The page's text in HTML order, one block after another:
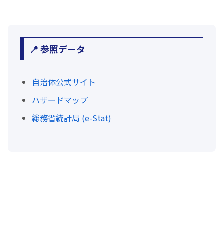
📍 参照データ
自治体公式サイト
ハザードマップ
総務省統計局 (e-Stat)